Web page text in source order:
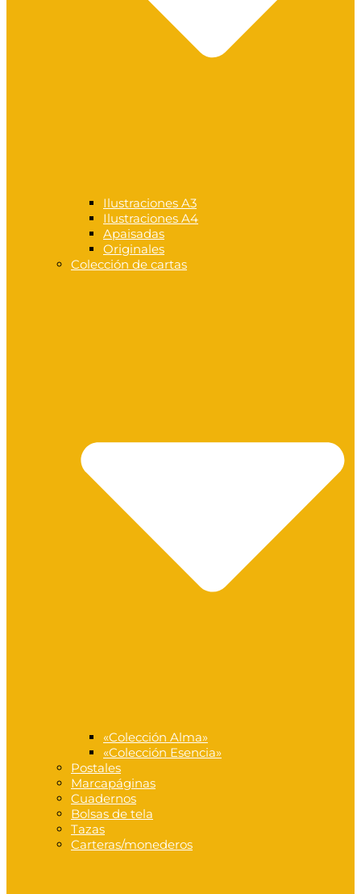
Ilustraciones A3
Ilustraciones A4
Apaisadas
Originales
Colección de cartas
«Colección Alma»
«Colección Esencia»
Postales
Marcapáginas
Cuadernos
Bolsas de tela
Tazas
Carteras/monederos